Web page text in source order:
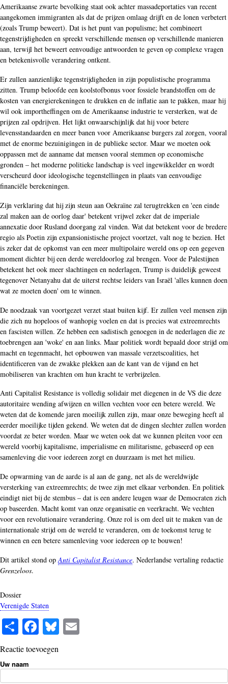
Amerikaanse zwarte bevolking staat ook achter massadeportaties van recent
aangekomen immigranten als dat de prijzen omlaag drijft en de lonen verbetert
(zoals Trump beweert). Dat is het punt van populisme; het combineert
tegenstrijdigheden en spreekt verschillende mensen op verschillende manieren
aan, terwijl het beweert eenvoudige antwoorden te geven op complexe vragen
en betekenisvolle verandering ontkent.
Er zullen aanzienlijke tegenstrijdigheden in zijn populistische programma
zitten. Trump beloofde een koolstofbonus voor fossiele brandstoffen om de
kosten van energierekeningen te drukken en de inflatie aan te pakken, maar hij
wil ook importheffingen om de Amerikaanse industrie te versterken, wat de
prijzen zal opdrijven. Het lijkt onwaarschijnlijk dat hij voor betere
levensstandaarden en meer banen voor Amerikaanse burgers zal zorgen, vooral
met de enorme bezuinigingen in de publieke sector. Maar we moeten ook
oppassen met de aanname dat mensen vooral stemmen op economische
gronden – het moderne politieke landschap is veel ingewikkelder en wordt
verscheurd door ideologische tegenstellingen in plaats van eenvoudige
financiële berekeningen.
Zijn verklaring dat hij zijn steun aan Oekraïne zal terugtrekken en 'een einde
zal maken aan de oorlog daar' betekent vrijwel zeker dat de imperiale
annexatie door Rusland doorgang zal vinden. Wat dat betekent voor de bredere
regio als Poetin zijn expansionistische project voortzet, valt nog te bezien. Het
is zeker dat de opkomst van een meer multipolaire wereld ons op een gegeven
moment dichter bij een derde wereldoorlog zal brengen. Voor de Palestijnen
betekent het ook meer slachtingen en nederlagen, Trump is duidelijk geweest
tegenover Netanyahu dat de uiterst rechtse leiders van Israël 'alles kunnen doen
wat ze moeten doen' om te winnen.
De noodzaak van voortgezet verzet staat buiten kijf. Er zullen veel mensen zijn
die zich nu hopeloos of wanhopig voelen en dat is precies wat extreemrechts
en fascisten willen. Ze hebben een sadistisch genoegen in de nederlagen die ze
toebrengen aan 'woke' en aan links. Maar politiek wordt bepaald door strijd om
macht en tegenmacht, het opbouwen van massale verzetscoalities, het
identificeren van de zwakke plekken aan de kant van de vijand en het
mobiliseren van krachten om hun kracht te verbrijzelen.
Anti Capitalist Resistance is volledig solidair met diegenen in de VS die deze
autoritaire wending afwijzen en willen vechten voor een betere wereld. We
weten dat de komende jaren moeilijk zullen zijn, maar onze beweging heeft al
eerder moeilijke tijden gekend. We weten dat de dingen slechter zullen worden
voordat ze beter worden. Maar we weten ook dat we kunnen pleiten voor een
wereld voorbij kapitalisme, imperialisme en militarisme, gebaseerd op een
samenleving die voor iedereen zorgt en duurzaam is met het milieu.
De opwarming van de aarde is al aan de gang, net als de wereldwijde
versterking van extreemrechts; de twee zijn met elkaar verbonden. En politiek
eindigt niet bij de stembus – dat is een andere leugen waar de Democraten zich
op baseerden. Macht komt van onze organisatie en veerkracht. We vechten
voor een revolutionaire verandering. Onze rol is om deel uit te maken van de
internationale strijd om de wereld te veranderen, om de toekomst terug te
winnen en een betere samenleving voor iedereen op te bouwen!
Dit artikel stond opAnti Capitalist Resistance. Nederlandse vertaling redactie
Grenzeloos.
Dossier
Verenigde Staten
S
ha
re
Fa
ce
bo
ok
Bl
ue
y
Reactie toevoegen
Uw naam